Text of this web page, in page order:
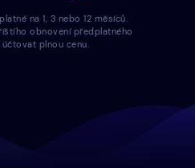
na 1, 3 nebo 12 měsíců.
obnovení předplatného
plnou cenu.